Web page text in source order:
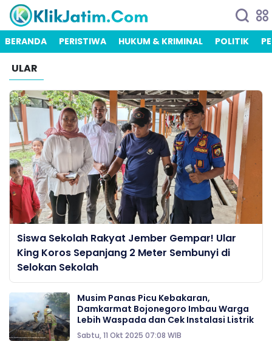
BERANDA PERISTIWA HUKUM & KRIMINAL POLITIK
ULAR
Siswa Sekolah Rakyat Jember Gempar! Ular
King Koros Sepanjang 2 Meter Sembunyi di
Selokan Sekolah
Musim Panas Picu Kebakaran,
Damkarmat Bojonegoro Imbau Warga
Lebih Waspada dan Cek Instalasi Listrik
Sabtu, 11 Okt 2025 07:08 WIB